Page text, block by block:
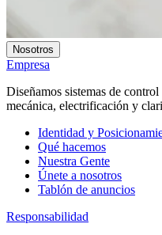
Nosotros
Empresa
Diseñamos sistemas de
mecánica, electrificación y
Identidad y
Qué hacemos
Nuestra Gente
Únete a nosotros
Tablón de anuncios
Responsabilidad